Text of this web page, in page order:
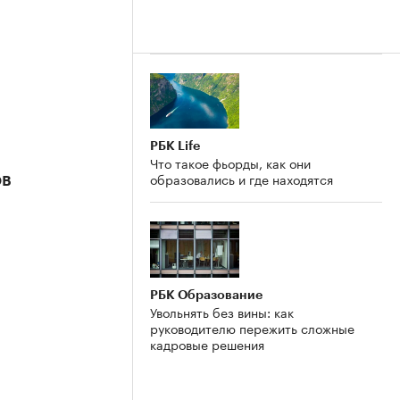
РБК Life
Что такое фьорды, как они
образовались и где находятся
РБК Образование
Увольнять без вины: как
руководителю пережить сложные
кадровые решения